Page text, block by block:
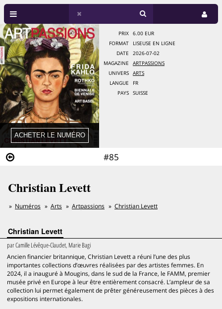
#85
PRIX
6.00 EUR
FORMAT
LISEUSE EN LIGNE
DATE
2026-07-02
MAGAZINE
ARTPASSIONS
UNIVERS
ARTS
LANGUE
FR
PAYS
SUISSE
Christian Levett
Numéros Arts Artpassions Christian Levett
Christian Levett
parCamille Lévêque-Claudet, Marie Bagi
Ancien financier britannique, Christian Levett a réuni l’une des plus
importantes collections d’œuvres réalisées par des artistes femmes. En
2024, il a inauguré à Mougins, dans le sud de la France, le FAMM, premier
musée privé en Europe à leur être entièrement consacré. L’ampleur de sa
collection lui permet également de prêter généreusement des pièces à des
expositions internationales.